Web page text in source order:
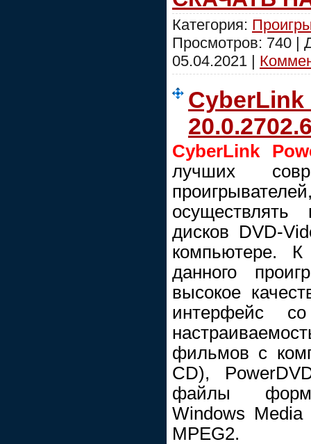
Категория:
Просмотров: 740 |
05.04.2021 |
CyberLink
CyberLink
лучших
осуществлять
дисков DVD-
компьютере. К
данного
высокое
интерфейс
фильмов с
CD),
файлы
Windows
MPEG2.